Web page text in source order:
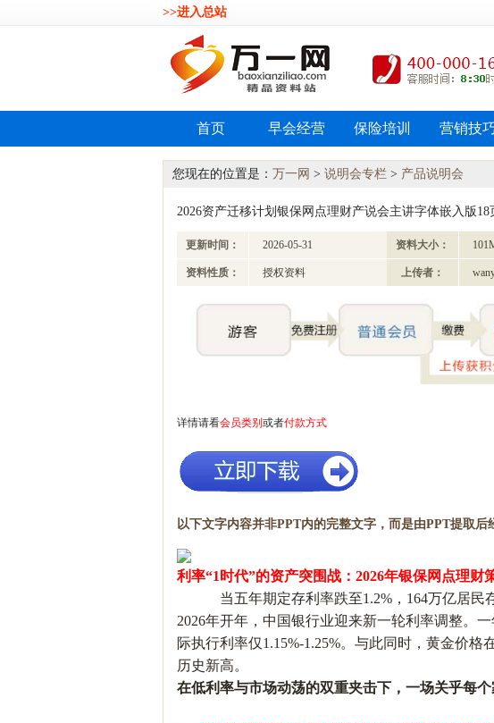
>>进入总站
首页 早会经营 保险培训 营销技
您现在的位置是： 万一网 > 说明会专栏 > 产品说明会
2026资产迁移计划银保网点理财产说会主讲字体嵌入版18
更新时间： 2026-05-31 资料大小：
资料性质： 授权资料 上传者：
详情请看会员类别 或者付款方式
以下文字内容并非PPT内的完整文字，而是由PPT提取后
利率“1时代”的资产突围战：2026年银保网点理财
当五年期定存利率跌至1.2%，164万亿居民
2026年开年，中国银行业迎来新一轮利率调整。
际执行利率仅1.15%-1.25%。与此同时，黄金价
历史新高。
在低利率与市场动荡的双重夹击下，一场关乎每